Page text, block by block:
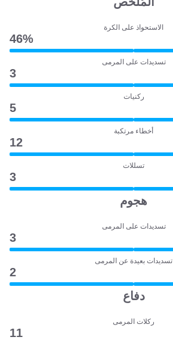
الاستحواذ على الكرة
46‎%‎
تسديدات على المرمى
3
ركنيات
5
أخطاء مرتكبة
12
تسللات
3
هجوم
تسديدات على المرمى
3
تسديدات بعيدة عن المرمى
2
دفاع
ركلات المرمى
11